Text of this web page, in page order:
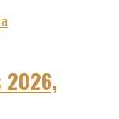
2026,